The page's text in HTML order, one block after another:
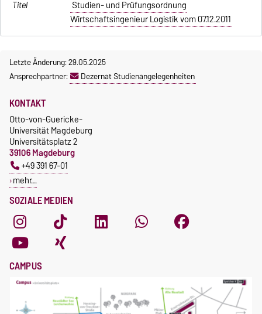
Studien- und Prüfungsordnung
Wirtschaftsingenieur Logistik vom 07.12.2011
Letzte Änderung: 29.05.2025
Ansprechpartner:
Dezernat Studienangelegenheiten
SOZIALE MEDIEN
KONTAKT
Otto-von-Guericke-
Universität Magdeburg
Universitätsplatz 2
39106 Magdeburg
+49 391 67-01
mehr…
CAMPUS